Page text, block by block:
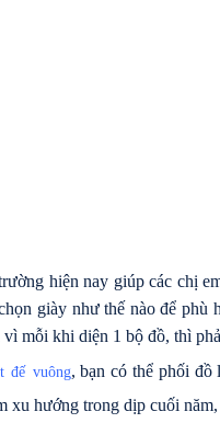
hiện nay giúp các chị
giày như thế nào để phù
mỗi khi diện 1 bộ đồ, thì
đế vuông, bạn có thể phối đồ
xu hướng trong dịp cuối năm,